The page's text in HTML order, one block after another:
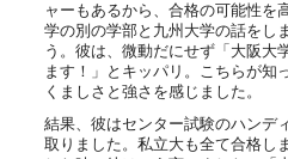
ャーもあるから、合格の可能性を
学の別の学部と九州大学の話をし
う。彼は、微動だにせず「大阪大
ます！」とキッパリ。こちらが知
くましさと強さを感じました。
結果、彼はセンター試験のハンデ
取りました。私立大も全て合格し